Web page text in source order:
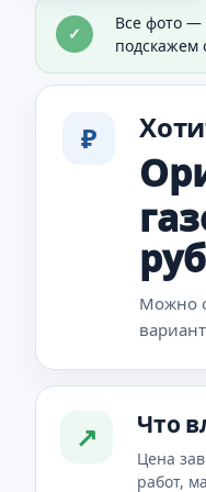
Видно
✓
Все фото —
подскажем
₽
Можно
↗ Что
Цена
работ,